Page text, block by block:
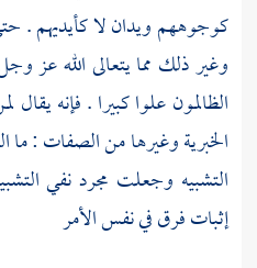
كوجوههم ويدان لا كأيديهم .
وغير ذلك مما يتعالى الله عز
الظالمون علوا كبيرا . فإنه
الخبرية وغيرها من الصفات : ما
التشبيه وجعلت مجرد نفي
إثبات فرق في نفس الأمر